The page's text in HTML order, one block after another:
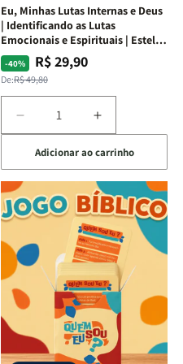
Eu, Minhas Lutas Internas e Deus
| Identificando as Lutas
Emocionais e Espirituais | Estela
Costa
-40%
Preço
normal
De:R$ 49,80
Preço
promocional
R$ 29,90
Diminuir
a
quantidade
de
Eu,
Minhas
Lutas
Internas
e
Deus
|
Identificando
Lutas
Aumentar
a
quantidade
de
Eu,
Minhas
Lutas
Internas
e
Deus
|
Identificando
as
Lutas
Adicionar ao carrinho